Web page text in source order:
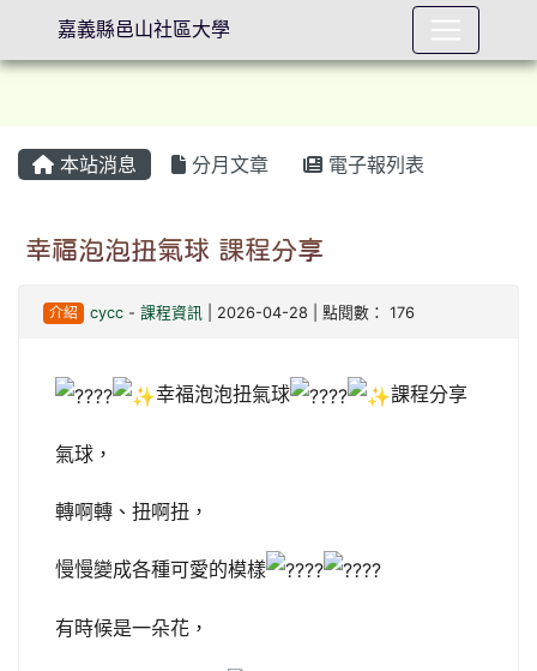
本站消息 分月文章 電子報列表
幸福泡泡扭氣球 課程分享
介紹 cycc- 課程資訊| 2026-04-28 | 點閱數： 176
幸福泡泡扭氣球 課程分享
氣球，
轉啊轉、扭啊扭，
慢慢變成各種可愛的模樣
有時候是一朵花，
嘉義縣邑山社區大學